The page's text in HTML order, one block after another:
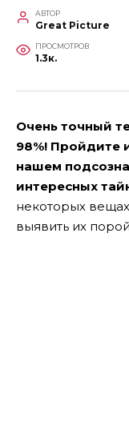
АВТОР
Great Picture
ПРОСМОТРОВ
1.3к.
Очень точный
98%! Пройдите
нашем
интересных
некоторых
выявить их